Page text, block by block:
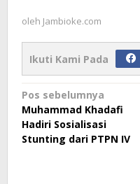
oleh Jambioke.com
Ikuti Kami Pada
Navigasi
pos
Pos sebelumnya
Muhammad Khadafi
Hadiri Sosialisasi
Stunting dari PTPN IV